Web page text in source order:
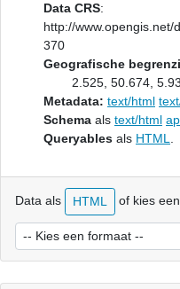
Data CRS:
http://www.opengis.net/
370
Geografische
2.525, 50.674,
Metadata: text/html
Schema als text/html
Queryables als HTML
Data als HTML of kies